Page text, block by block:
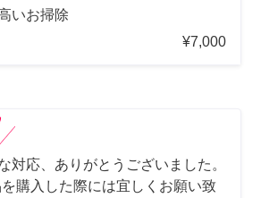
いお掃除
¥7,000
対応、ありがとうございました。
購入した際には宜しくお願い致